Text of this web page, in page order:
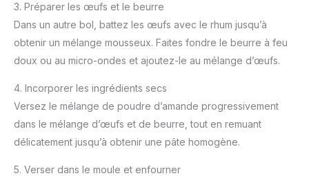
3. Préparer les œufs et le beurre
Dans un autre bol, battez les œufs avec le rhum jusqu’à
obtenir un mélange mousseux. Faites fondre le beurre à feu
doux ou au micro-ondes et ajoutez-le au mélange d’œufs.
4. Incorporer les ingrédients secs
Versez le mélange de poudre d’amande progressivement
dans le mélange d’œufs et de beurre, tout en remuant
délicatement jusqu’à obtenir une pâte homogène.
5. Verser dans le moule et enfourner